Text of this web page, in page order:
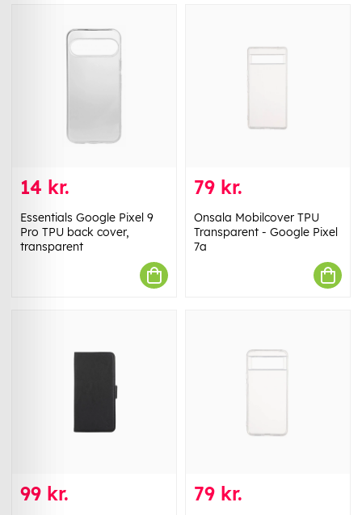
14 kr.
Essentials Google Pixel 9
Pro TPU back cover,
transparent
79 kr.
Onsala Mobilcover TPU
Transparent - Google Pixel
7a
99 kr. 79 kr.